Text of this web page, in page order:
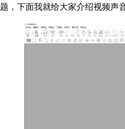
题，下面我就给大家介绍视频声